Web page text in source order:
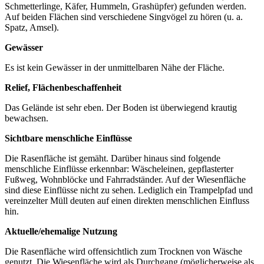
Schmetterlinge, Käfer, Hummeln, Grashüpfer) gefunden werden.
Auf beiden Flächen sind verschiedene Singvögel zu hören (u. a.
Spatz, Amsel).
Gewässer
Es ist kein Gewässer in der unmittelbaren Nähe der Fläche.
Relief, Flächenbeschaffenheit
Das Gelände ist sehr eben. Der Boden ist überwiegend krautig
bewachsen.
Sichtbare menschliche Einflüsse
Die Rasenfläche ist gemäht. Darüber hinaus sind folgende
menschliche Einflüsse erkennbar: Wäscheleinen, gepflasterter
Fußweg, Wohnblöcke und Fahrradständer. Auf der Wiesenfläche
sind diese Einflüsse nicht zu sehen. Lediglich ein Trampelpfad und
vereinzelter Müll deuten auf einen direkten menschlichen Einfluss
hin.
Aktuelle/ehemalige Nutzung
Die Rasenfläche wird offensichtlich zum Trocknen von Wäsche
genutzt. Die Wiesenfläche wird als Durchgang (möglicherweise als